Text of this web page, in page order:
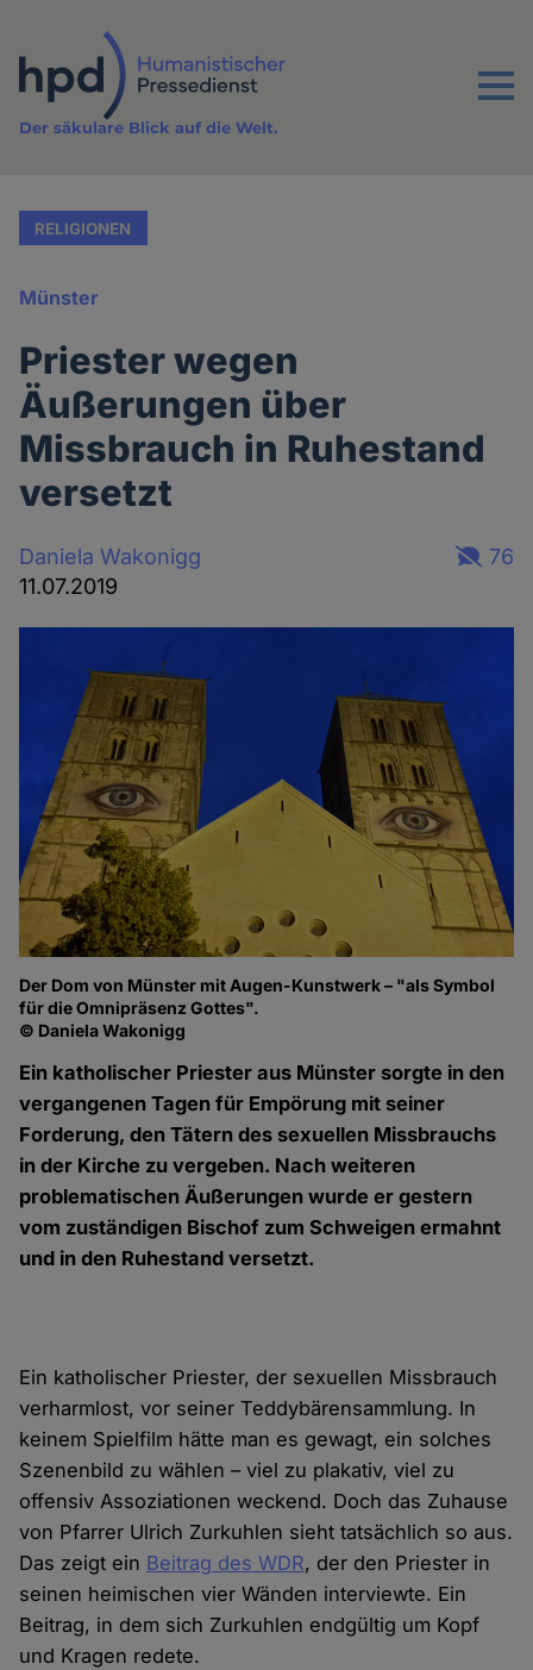
Inhalt
Menu
Der säkulare Blick auf die Welt.
RELIGIONEN
Münster
Priester wegen
Äußerungen über
Missbrauch in Ruhestand
versetzt
Daniela Wakonigg
11.07.2019
76
Der Dom von Münster mit Augen-Kunstwerk – "als Symbol
für die Omnipräsenz Gottes".
© Daniela Wakonigg
Ein katholischer Priester aus Münster sorgte in den
vergangenen Tagen für Empörung mit seiner
Forderung, den Tätern des sexuellen Missbrauchs
in der Kirche zu vergeben. Nach weiteren
problematischen Äußerungen wurde er gestern
vom zuständigen Bischof zum Schweigen ermahnt
und in den Ruhestand versetzt.
Ein katholischer Priester, der sexuellen Missbrauch
verharmlost, vor seiner Teddybärensammlung. In
keinem Spielfilm hätte man es gewagt, ein solches
Szenenbild zu wählen – viel zu plakativ, viel zu
offensiv Assoziationen weckend. Doch das Zuhause
von Pfarrer Ulrich Zurkuhlen sieht tatsächlich so aus.
Das zeigt ein Beitrag des WDR, der den Priester in
seinen heimischen vier Wänden interviewte. Ein
Beitrag, in dem sich Zurkuhlen endgültig um Kopf
und Kragen redete.